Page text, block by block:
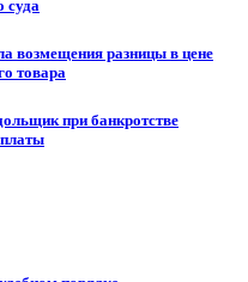
суда
возмещения разницы в цене
товара
при банкротстве